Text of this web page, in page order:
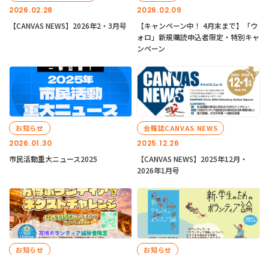
2026.02.28
【CANVAS NEWS】2026年2・3月号
2026.02.09
【キャンペーン中！ 4月末まで】「ウ
ォロ」新規購読申込者限定・特別キャ
ンペーン
2026.01.30
お知らせ
市民活動重大ニュース2025
2025.12.26
会報誌CANVAS NEWS
【CANVAS NEWS】2025年12月・
2026年1月号
お知らせ お知らせ